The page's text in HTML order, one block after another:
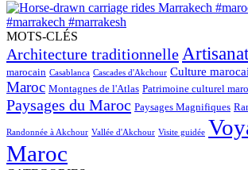
MOTS-CLÉS
Architecture traditionnelle
marocain Casablanca Cascades d'Akchour Culture
Maroc Montagnes de l'Atlas Patrimoine culturel
Paysages du Maroc Paysages Magnifiques
Randonnée à Akchour Vallée d'Akchour Visite guidée
Maroc